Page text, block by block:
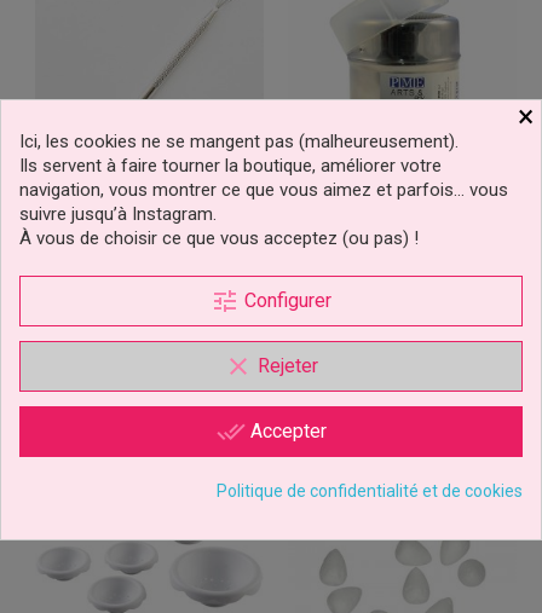
Outil Brosse De Texture
Prix
6,90 €
Ajouter au panier
1 avis
Glace Pme
Prix
6,90 €
×
Ici, les cookies ne se mangent pas (malheureusement).
Ils servent à faire tourner la boutique, améliorer votre
navigation, vous montrer ce que vous aimez et parfois… vous
suivre jusqu’à Instagram.
À vous de choisir ce que vous acceptez (ou pas) !
tune Configurer
clear Rejeter
done_all Accepter
Politique de confidentialité et de cookies